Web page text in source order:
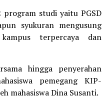
program studi yaitu PGSD
syukuran mengusung
terpercaya dan
hingga penyerahan
pemegang KIP-
mahasiswa Dina Susanti.